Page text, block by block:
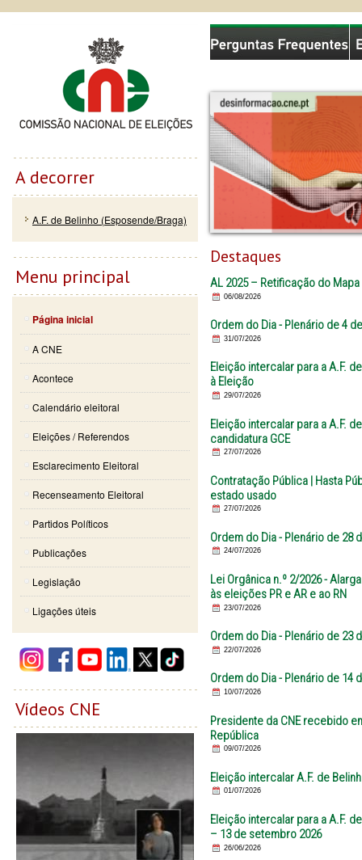
Destaques
AL 2025 – Retificação do
06/08/2026
Ordem do Dia - Plenário de 4
31/07/2026
Eleição intercalar para a A.F.
à Eleição
29/07/2026
Eleição intercalar para a A.F.
candidatura GCE
27/07/2026
Contratação Pública | Hasta
estado usado
27/07/2026
Ordem do Dia - Plenário de 28
24/07/2026
Lei Orgânica n.º 2/2026 -
às eleições PR e AR e ao RN
23/07/2026
Ordem do Dia - Plenário de 23
22/07/2026
Ordem do Dia - Plenário de 14
10/07/2026
Presidente da CNE recebido
República
09/07/2026
Eleição intercalar A.F. de
01/07/2026
Eleição intercalar para a A.F.
– 13 de setembro 2026
26/06/2026
Comissão Nacional de Eleições
A decorrer
A.F. de Belinho (Esposende/Braga)
Menu principal
Página inicial
A CNE
Acontece
Calendário eleitoral
Eleições / Referendos
Esclarecimento Eleitoral
Recenseamento Eleitoral
Partidos Políticos
Publicações
Legislação
Ligações úteis
Vídeos CNE